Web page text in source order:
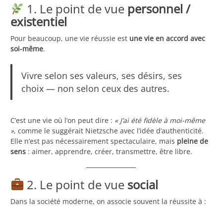
1. Le point de vue personnel /
existentiel
Pour beaucoup, une vie réussie est une vie en accord avec
soi-même.
Vivre selon ses valeurs, ses désirs, ses
choix — non selon ceux des autres.
C’est une vie où l’on peut dire : « J’ai été fidèle à moi-même
», comme le suggérait Nietzsche avec l’idée d’authenticité.
Elle n’est pas nécessairement spectaculaire, mais pleine de
sens : aimer, apprendre, créer, transmettre, être libre.
2. Le point de vue social
Dans la société moderne, on associe souvent la réussite à :